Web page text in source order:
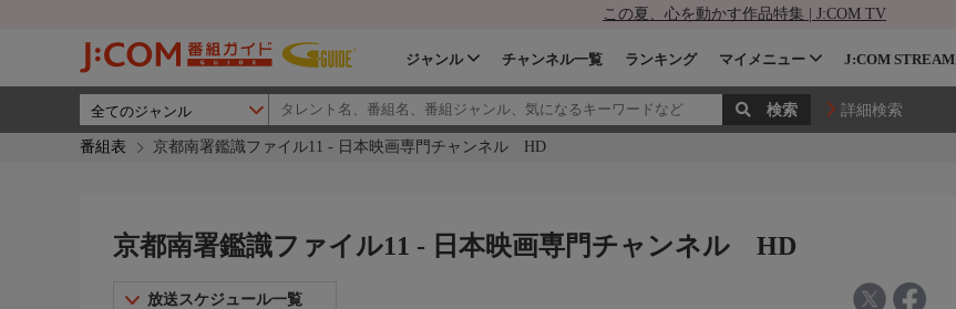
この夏、心を動かす作品特集 | J:COM TV
ジャンル チャンネル一覧 ランキング マイメニュー J:COM STREAM
詳細検索
番組表 京都南署鑑識ファイル11 - 日本映画専門チャンネル HD
京都南署鑑識ファイル11 - 日本映画専門チャンネル HD
放送スケジュール一覧